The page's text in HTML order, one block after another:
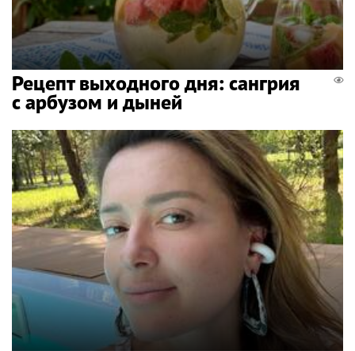
Рецепт выходного дня: сангрия
с арбузом и дыней